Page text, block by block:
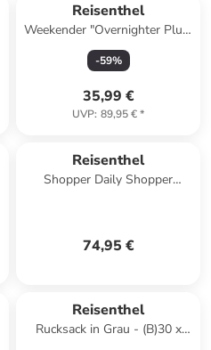
Reisenthel
Weekender "Overnighter Plus"
in Schwarz - (B)70 x (H)38 x
(T)29 cm
-59%
35,99 €
UVP: 89,95 €*
Reisenthel
Shopper Daily Shopper
74,95 €
Reisenthel
Rucksack in Grau - (B)30 x